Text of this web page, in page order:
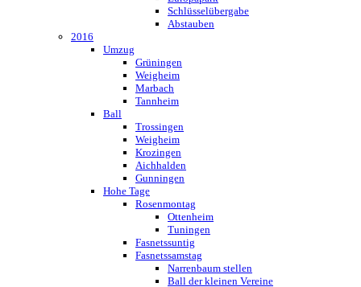
Schlüsselübergabe
Abstauben
2016
Umzug
Grüningen
Weigheim
Marbach
Tannheim
Ball
Trossingen
Weigheim
Krozingen
Aichhalden
Gunningen
Hohe Tage
Rosenmontag
Ottenheim
Tuningen
Fasnetssuntig
Fasnetssamstag
Narrenbaum stellen
Ball der kleinen Vereine